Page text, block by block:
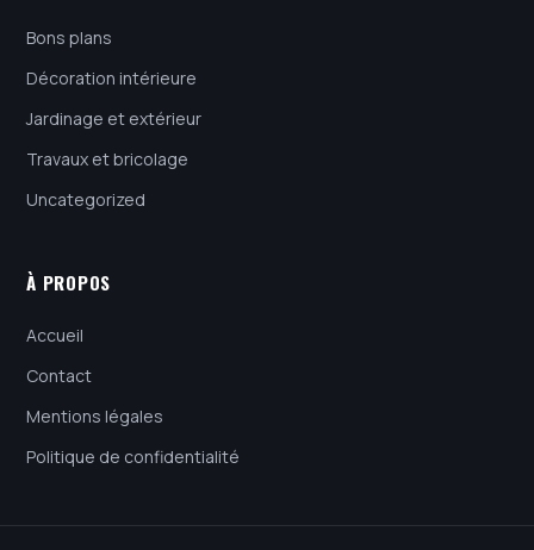
Bons plans
Décoration intérieure
Jardinage et extérieur
Travaux et bricolage
Uncategorized
À PROPOS
Accueil
Contact
Mentions légales
Politique de confidentialité